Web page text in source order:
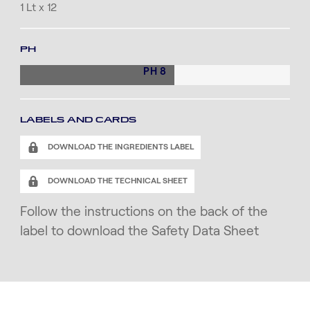
1 Lt x 12
PH
PH 8
LABELS AND CARDS
DOWNLOAD THE INGREDIENTS LABEL
DOWNLOAD THE TECHNICAL SHEET
Follow the instructions on the back of the
label to download the Safety Data Sheet